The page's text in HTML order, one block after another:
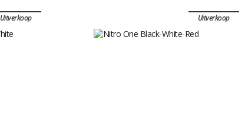
Uitverkoop Uitverkoop